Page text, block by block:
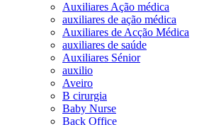
Auxiliares Ação médica
auxiliares de ação médica
Auxiliares de Acção Médica
auxiliares de saúde
Auxiliares Sénior
auxilio
Aveiro
B cirurgia
Baby Nurse
Back Office